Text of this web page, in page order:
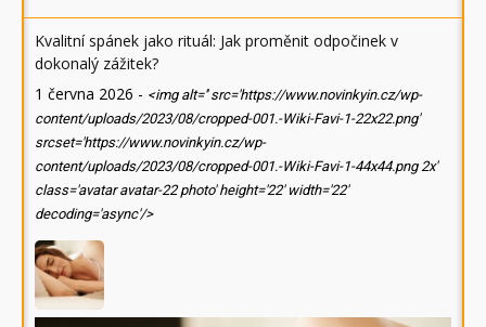
Kvalitní spánek jako rituál: Jak proměnit odpočinek v
dokonalý zážitek?
1 června 2026 - <img alt='' src='https://www.novinkyin.cz/wp-
content/uploads/2023/08/cropped-001.-Wiki-Favi-1-22x22.png'
srcset='https://www.novinkyin.cz/wp-
content/uploads/2023/08/cropped-001.-Wiki-Favi-1-44x44.png 2x'
class='avatar avatar-22 photo' height='22' width='22'
decoding='async'/>